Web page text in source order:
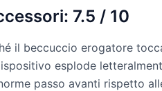
7.5 / 10
il beccuccio erogatore
esplode
passo avanti rispetto